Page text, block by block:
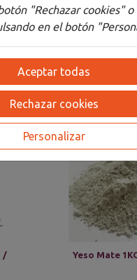
Opiniones
RESTAURACION
RELACIONADOS
/
Yeso Mate
"Rechazar cookies" o
en el botón
Aceptar todas
Rechazar cookies
Personalizar